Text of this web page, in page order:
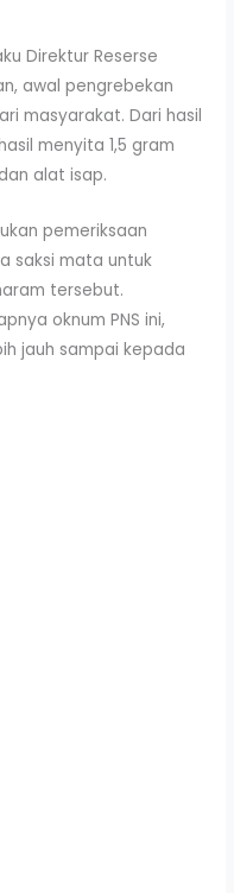
Direktur Reserse
awal pengrebekan
masyarakat. Dari hasil
menyita 1,5 gram
alat isap.
pemeriksaan
saksi mata untuk
tersebut.
oknum PNS ini,
jauh sampai kepada